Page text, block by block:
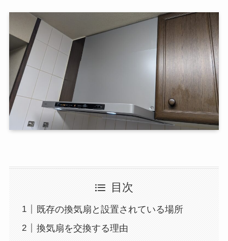
目次
既存の換気扇と設置されている場所
換気扇を交換する理由